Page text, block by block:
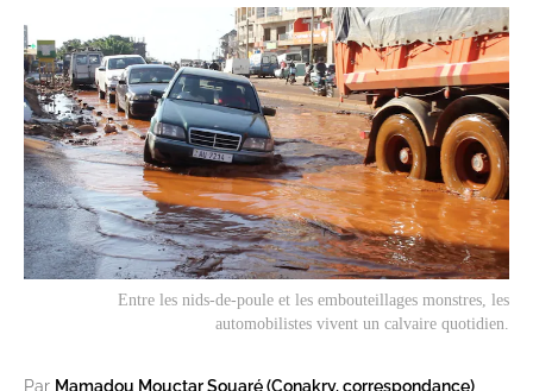
Entre les nids-de-poule et les embouteillages monstres, les
automobilistes vivent un calvaire quotidien.
Par Mamadou Mouctar Souaré (Conakry, correspondance)